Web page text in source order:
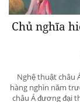
Chủ nghĩa
Nghệ thuật châu
hàng nghìn năm
châu Á đương đại